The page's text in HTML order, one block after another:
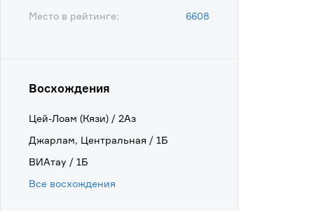
Место в рейтинге: 6608
Восхождения
Цей-Лоам (Кязи) / 2Аз
Джарлам, Центральная / 1Б
ВИАтау / 1Б
Все восхождения